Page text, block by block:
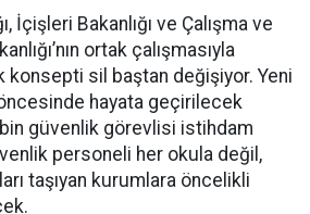
İçişleri Bakanlığı ve Çalışma ve
ortak çalışmasıyla
konsepti sil baştan değişiyor. Yeni
hayata geçirilecek
güvenlik görevlisi istihdam
personeli her okula değil,
taşıyan kurumlara öncelikli